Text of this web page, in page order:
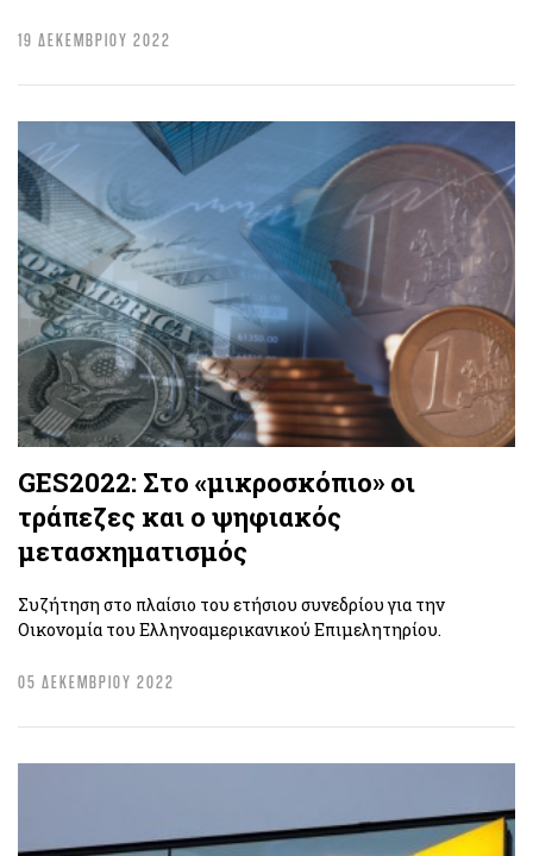
19 ΔΕΚΕΜΒΡΙΟΥ 2022
GES2022: Στο «μικροσκόπιο» οι
τράπεζες και ο ψηφιακός
μετασχηματισμός
Συζήτηση στο πλαίσιο του ετήσιου συνεδρίου για την
Οικονομία του Ελληνοαμερικανικού Επιμελητηρίου.
05 ΔΕΚΕΜΒΡΙΟΥ 2022